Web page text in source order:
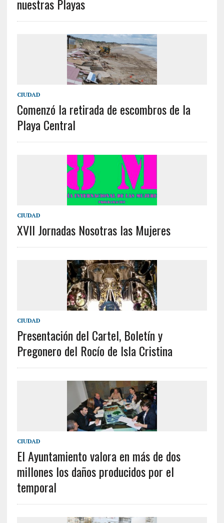
nuestras Playas
CIUDAD
Comenzó la retirada de escombros de la
Playa Central
CIUDAD
XVII Jornadas Nosotras las Mujeres
CIUDAD
Presentación del Cartel, Boletín y
Pregonero del Rocío de Isla Cristina
CIUDAD
El Ayuntamiento valora en más de dos
millones los daños producidos por el
temporal